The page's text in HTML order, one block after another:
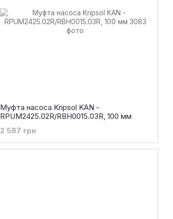
Муфта насоса Kripsol KAN -
RPUM2425.02R/RBH0015.03R, 100 мм
2 587 грн